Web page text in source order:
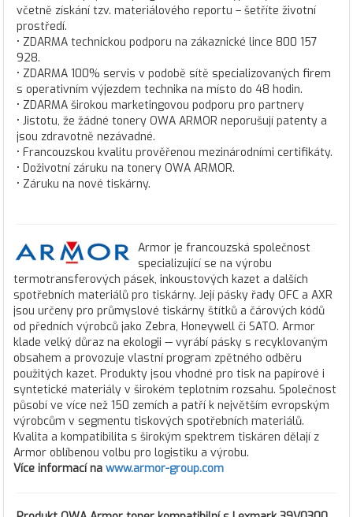
včetně získání tzv. materiálového reportu – šetříte životní
prostředí.
• ZDARMA technickou podporu na zákaznické lince 800 157
928.
• ZDARMA 100% servis v podobě sítě specializovaných firem
s operativním výjezdem technika na místo do 48 hodin.
• ZDARMA širokou marketingovou podporu pro partnery
• Jistotu, že žádné tonery OWA ARMOR neporušují patenty a
jsou zdravotně nezávadné.
• Francouzskou kvalitu prověřenou mezinárodními certifikáty.
• Doživotní záruku na tonery OWA ARMOR.
• Záruku na nové tiskárny.
Armor je francouzská společnost
specializující se na výrobu
termotransferových pásek, inkoustových kazet a dalších
spotřebních materiálů pro tiskárny. Její pásky řady OFC a AXR
jsou určeny pro průmyslové tiskárny štítků a čárových kódů
od předních výrobců jako Zebra, Honeywell či SATO. Armor
klade velký důraz na ekologii — vyrábí pásky s recyklovaným
obsahem a provozuje vlastní program zpětného odběru
použitých kazet. Produkty jsou vhodné pro tisk na papírové i
syntetické materiály v širokém teplotním rozsahu. Společnost
působí ve více než 150 zemích a patří k největším evropským
výrobcům v segmentu tiskových spotřebních materiálů.
Kvalita a kompatibilita s širokým spektrem tiskáren dělají z
Armor oblíbenou volbu pro logistiku a výrobu.
Více informací na www.armor-group.com